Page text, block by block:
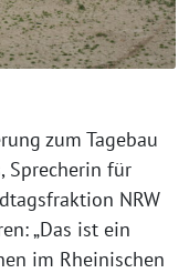
zum Tagebau
Sprecherin für
NRW
„Das ist ein
im Rheinischen